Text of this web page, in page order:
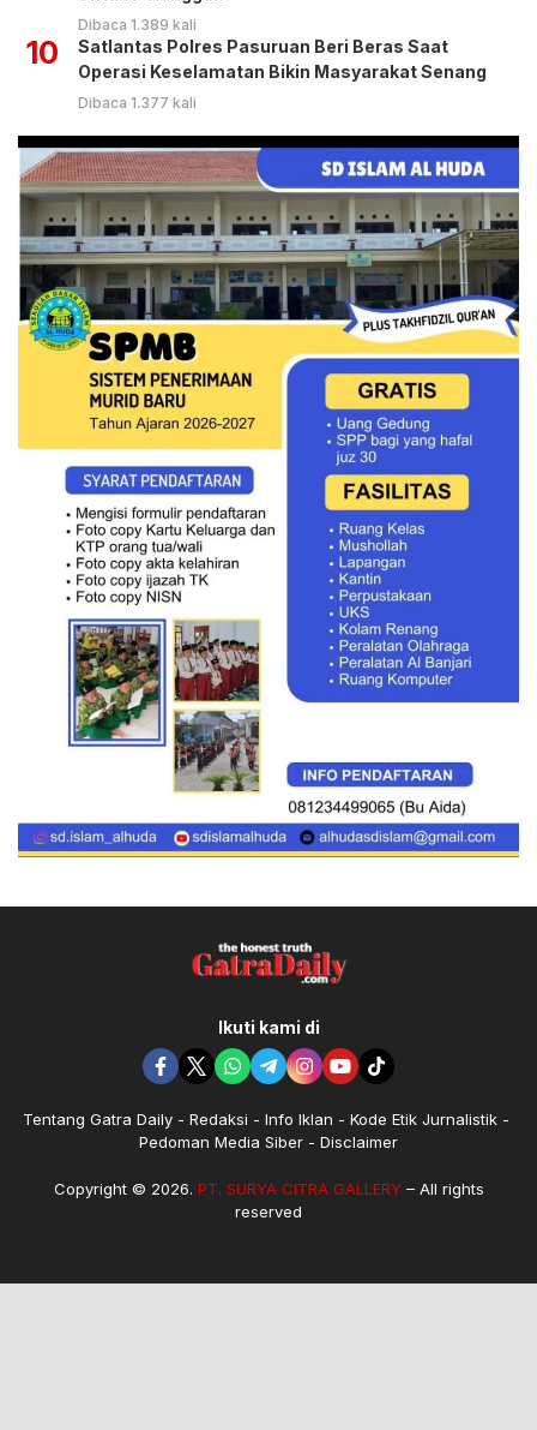
Dibaca 1.389 kali
10
Satlantas Polres Pasuruan Beri Beras Saat
Operasi Keselamatan Bikin Masyarakat Senang
Dibaca 1.377 kali
Ikuti kami di
Tentang Gatra Daily Redaksi Info Iklan
Kode Etik Jurnalistik
Pedoman Media Siber
Disclaimer
Copyright © 2026. PT. SURYA CITRA GALLERY– All rights
reserved